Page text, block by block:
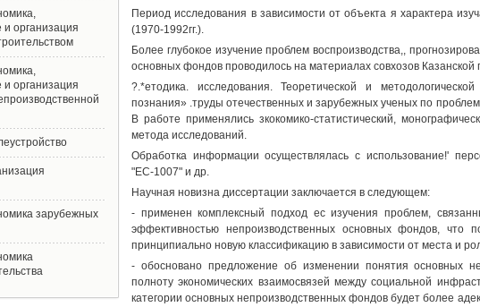
Период исследования в зависимости от объекта я характера
(1970-1992гг.).
Более глубокое изучение проблем воспроизводства,,
основных фондов проводилось на материалах совхозов Казанской
?.*етодика. исследования. Теоретической и
познания» .труды отечественных и зарубежных ученых по
В работе применялись зкокомико-статистический,
метода исследований.
Обработка информации осуществлялась с использование!'
"ЕС-1007" и др.
Научная новизна диссертации заключается в следующем:
- применен комплексный подход ес изучения проблем,
эффективностью непроизводственных основных фондов, что
принципиально новую классификацию в зависимости от места и
- обосновано предложение об изменении понятия основных
полноту экономических взаимосвязей между социальной
категории основных непроизводственных фондов будет более
организация
организация
зарубежных